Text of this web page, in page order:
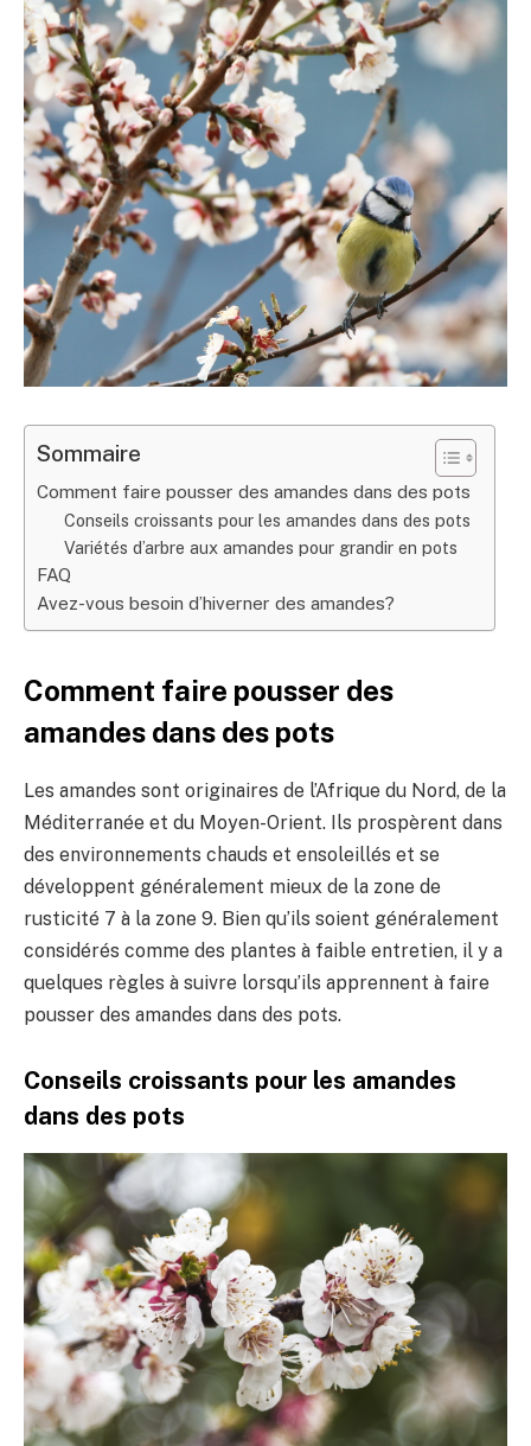
Sommaire
Comment faire pousser des amandes dans des pots
Conseils croissants pour les amandes dans des pots
Variétés d’arbre aux amandes pour grandir en pots
FAQ
Avez-vous besoin d’hiverner des amandes?
Comment faire pousser des
amandes dans des pots
Les amandes sont originaires de l’Afrique du Nord, de la
Méditerranée et du Moyen-Orient. Ils prospèrent dans
des environnements chauds et ensoleillés et se
développent généralement mieux de la zone de
rusticité 7 à la zone 9. Bien qu’ils soient généralement
considérés comme des plantes à faible entretien, il y a
quelques règles à suivre lorsqu’ils apprennent à faire
pousser des amandes dans des pots.
Conseils croissants pour les amandes
dans des pots